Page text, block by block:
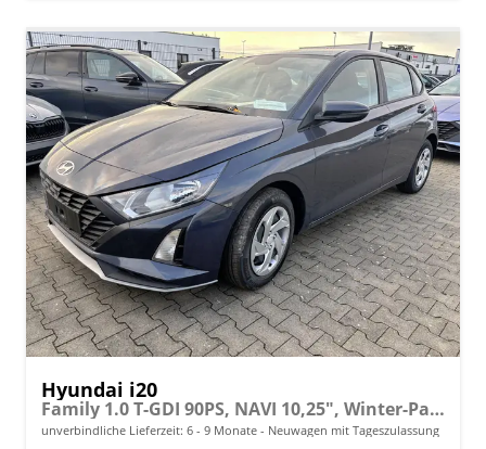
Hyundai i20
Family 1.0 T-GDI 90PS, NAVI 10,25", Winter-Pack: Sitzheizung + Lenkradheizung, 16" ALU, Klimaautomatik, Privacy-Glas, Parksensoren hinten, Rückfahrkamera, Tempomat, Lederlenkrad, Reserverad, Alarm, Armlehne, 4x elektr. Fensterheber
unverbindliche Lieferzeit: 6 - 9 Monate Neuwagen mit Tageszulassung